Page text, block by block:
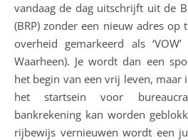
vandaag de dag uitschrijft uit de
(BRP) zonder een nieuw adres
overheid gemarkeerd als
Waarheen). Je wordt dan een
het begin van een vrij leven, maar
het startsein voor
bankrekening kan worden
rijbewijs vernieuwen wordt een